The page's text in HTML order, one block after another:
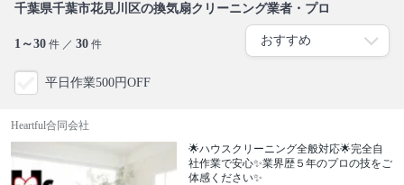
千葉県千葉市花見川区の換気扇クリーニング業者・プロ
1～30 件 ／ 30 件
平日作業500円OFF
Heartful合同会社
🌟ハウスクリーニング全般対応🌟完全自
社作業で安心✨業界歴５年のプロの技をご
体感ください✨